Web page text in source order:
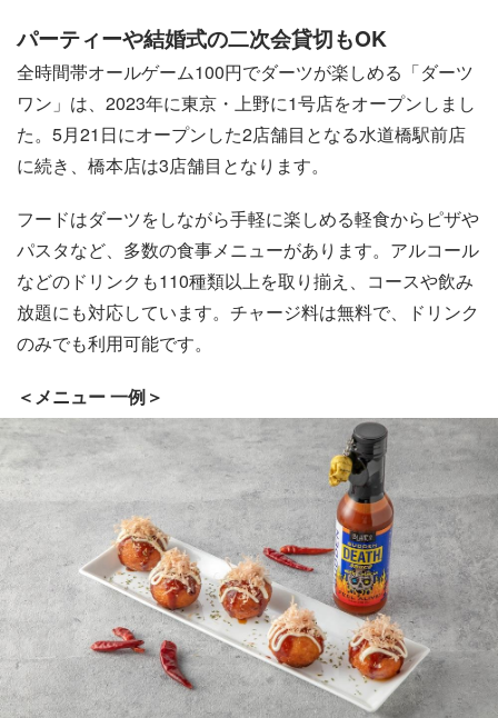
パーティーや結婚式の二次会貸切もOK
全時間帯オールゲーム100円でダーツが楽しめる「ダーツ
ワン」は、2023年に東京・上野に1号店をオープンしまし
た。5月21日にオープンした2店舗目となる水道橋駅前店
に続き、橋本店は3店舗目となります。
フードはダーツをしながら手軽に楽しめる軽食からピザや
パスタなど、多数の食事メニューがあります。アルコール
などのドリンクも110種類以上を取り揃え、コースや飲み
放題にも対応しています。チャージ料は無料で、ドリンク
のみでも利用可能です。
＜メニュー 一例＞